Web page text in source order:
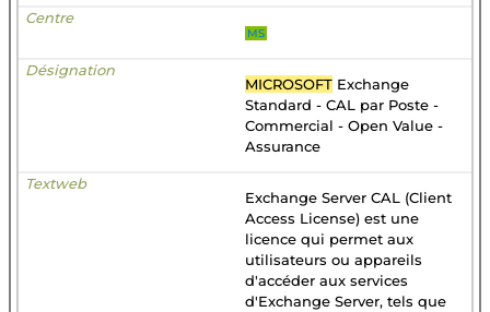
MS
MICROSOFT Exchange
Standard - CAL par Poste -
Commercial - Open Value -
Assurance
Exchange Server CAL (Client
Access License) est une
licence qui permet aux
utilisateurs ou appareils
d'accéder aux services
d'Exchange Server, tels que